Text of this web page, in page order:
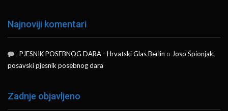
Najnoviji komentari
PJESNIK POSEBNOG DARA - Hrvatski Glas Berlin o Joso Špionjak,
posavski pjesnik posebnog dara
Zadnje objavljeno